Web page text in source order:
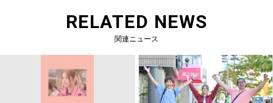
RELATED NEWS
関連ニュース